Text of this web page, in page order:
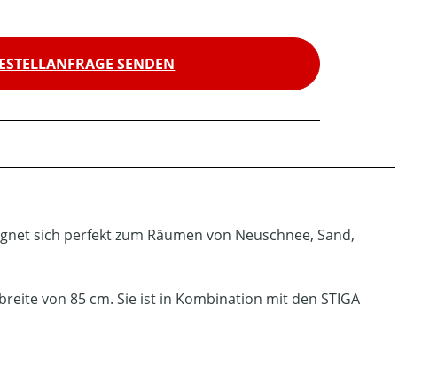
SENDEN
sich perfekt zum Räumen von Neuschnee, Sand,
von 85 cm. Sie ist in Kombination mit den STIGA